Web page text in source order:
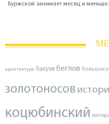
Буржской занимает месяц и меньше.
архитектура балуев беглов
золотоносов
коцюбинский